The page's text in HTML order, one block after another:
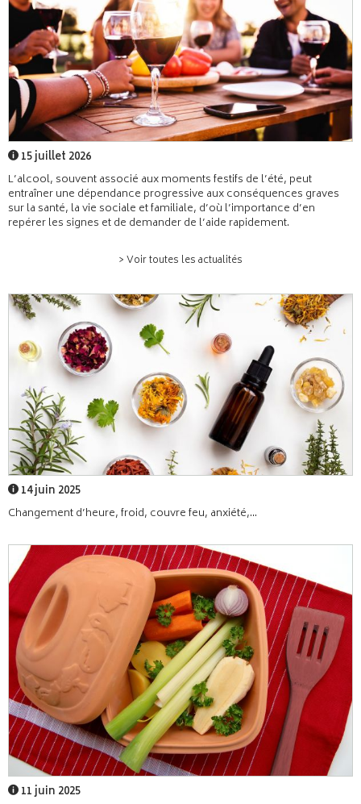
15 juillet 2026
L’alcool, souvent associé aux moments festifs de l’été, peut
entraîner une dépendance progressive aux conséquences graves
sur la santé, la vie sociale et familiale, d’où l’importance d’en
repérer les signes et de demander de l’aide rapidement.
> Voir toutes les actualités
14 juin 2025
Changement d’heure, froid, couvre feu, anxiété,...
11 juin 2025